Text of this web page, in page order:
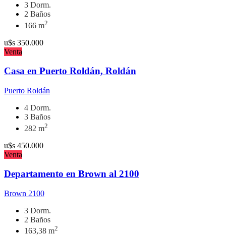
3 Dorm.
2 Baños
166 m2
u$s 350.000
Venta
Casa en Puerto Roldán, Roldán
Puerto Roldán
4 Dorm.
3 Baños
282 m2
u$s 450.000
Venta
Departamento en Brown al 2100
Brown 2100
3 Dorm.
2 Baños
163,38 m2